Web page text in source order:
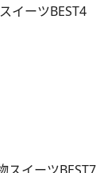
イーツBEST4